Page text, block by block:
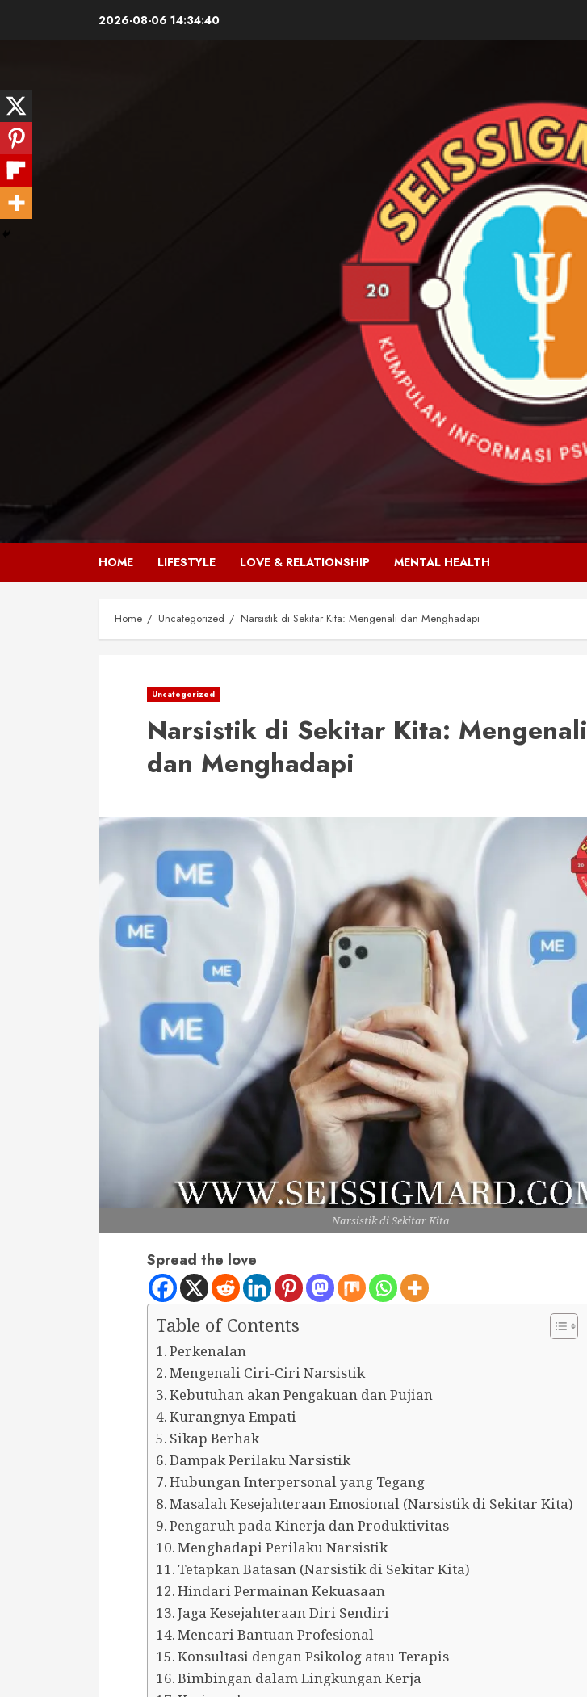
2026-08-06 14:34:41
HOME LIFESTYLE LOVE & RELATIONSHIP MENTAL HEALTH
Home Uncategorized Narsistik di Sekitar Kita: Mengenali dan Menghadapi
Uncategorized
Narsistik di Sekitar Kita: Mengenali
dan Menghadapi
Narsistik di Sekitar Kita
Spread the love
Table of Contents
Perkenalan
Mengenali Ciri-Ciri Narsistik
Kebutuhan akan Pengakuan dan Pujian
Kurangnya Empati
Sikap Berhak
Dampak Perilaku Narsistik
Hubungan Interpersonal yang Tegang
Masalah Kesejahteraan Emosional (Narsistik di Sekitar Kita)
Pengaruh pada Kinerja dan Produktivitas
Menghadapi Perilaku Narsistik
Tetapkan Batasan (Narsistik di Sekitar Kita)
Hindari Permainan Kekuasaan
Jaga Kesejahteraan Diri Sendiri
Mencari Bantuan Profesional
Konsultasi dengan Psikolog atau Terapis
Bimbingan dalam Lingkungan Kerja